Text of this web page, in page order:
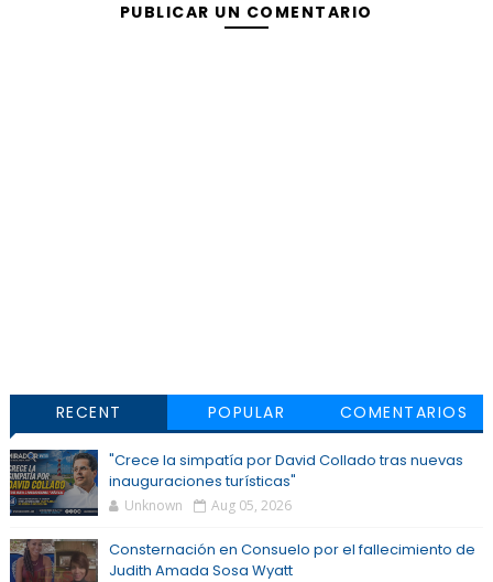
PUBLICAR UN COMENTARIO
RECENT POPULAR COMENTARIOS
"Crece la simpatía por David Collado tras nuevas
inauguraciones turísticas"
Unknown Aug 05, 2026
Consternación en Consuelo por el fallecimiento de
Judith Amada Sosa Wyatt